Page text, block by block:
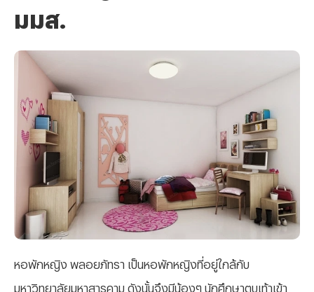
มมส.
หอพักหญิง พลอยภัทรา เป็นหอพักหญิงที่อยู่ใกล้กับ
มหาวิทยาลัยมหาสารคาม ดังนั้นจึงมีน้องๆ นักศึกษาตบเท้าเข้า